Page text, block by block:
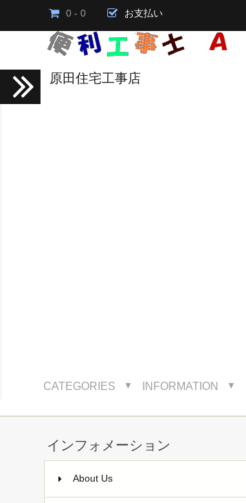
0 - 0 お支払い
原田住宅工事店
CATEGORIES ▼ INFORMATION ▼
インフォメーション
About Us